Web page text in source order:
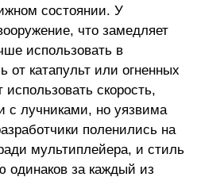
состоянии. У
что замедляет
использовать в
от катапульт или огненных
скорость,
с лучниками, но уязвима
поленились на
мультиплейера, и стиль
одинаков за каждый из